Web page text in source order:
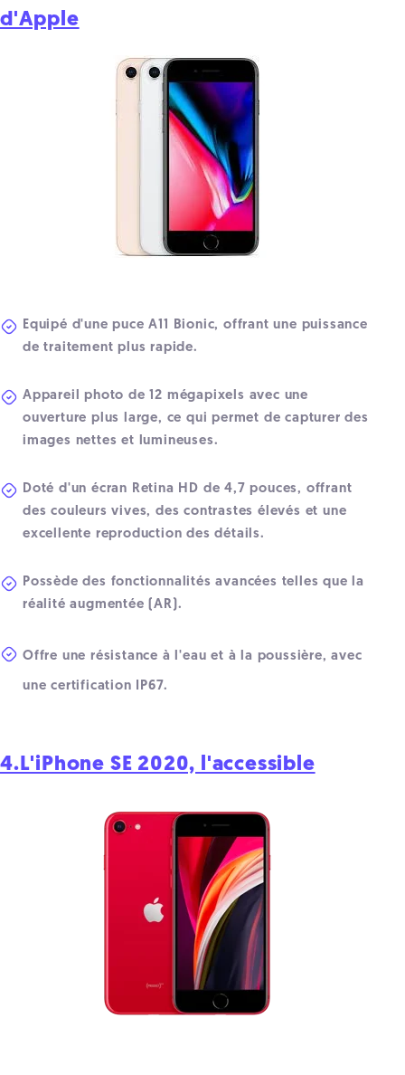
d'Apple
Equipé d'une puce A11 Bionic, offrant une puissance
de traitement plus rapide.
Appareil photo de 12 mégapixels avec une
ouverture plus large, ce qui permet de capturer des
images nettes et lumineuses.
Doté d'un écran Retina HD de 4,7 pouces, offrant
des couleurs vives, des contrastes élevés et une
excellente reproduction des détails.
Possède des fonctionnalités avancées telles que la
réalité augmentée (AR).
Offre une résistance à l'eau et à la poussière, avec
une certification IP67.
4.L'iPhone SE 2020, l'accessible